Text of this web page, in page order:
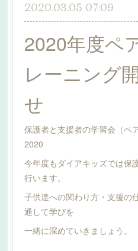
2020.03.05 07:09
2020年度ペ
レーニング
せ
保護者と支援者の学習会（ペ
2020
今年度もダイアキッズでは保
行います。
子供達への関わり方・支援の
通して学びを
一緒に深めていきましょう。